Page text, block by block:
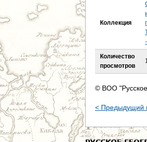
Коллекция
Количество
просмотров
© ВОО
< Предыдущий